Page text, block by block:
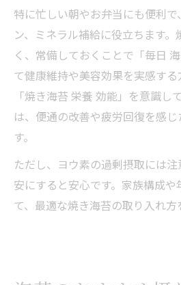
特に忙しい朝やお弁当にも便利
ン、ミネラル補給に役立ちます
く、常備しておくことで「毎日
て健康維持や美容効果を実感す
「焼き海苔 栄養 効能」を意識し
は、便通の改善や疲労回復を感
す。
ただし、ヨウ素の過剰摂取には
安にすると安心です。家族構成
て、最適な焼き海苔の取り入れ方